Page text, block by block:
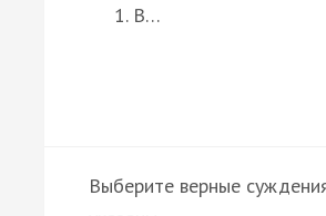
В…
Выберите верные